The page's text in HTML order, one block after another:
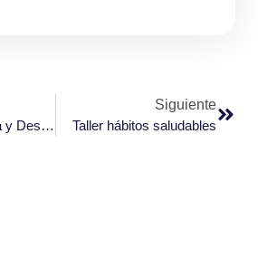
4ª Ruta Ven, Anda y Descubre
Siguiente
Taller hábitos saludables